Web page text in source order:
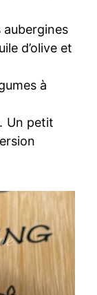
aubergines
d’olive et
à
Un petit